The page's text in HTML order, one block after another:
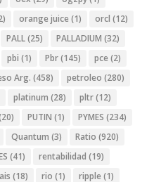
orange juice (1) orcl (12)
PALL(25) PALLADIUM (32)
pbi (1) Pbr(145) pce (2)
Arg. (458) petroleo (280)
platinum (28) pltr(12)
PUTIN (1) PYMES (234)
Quantum (3) Ratio (920)
(41) rentabilidad (19)
(18) rio (1) ripple (1)